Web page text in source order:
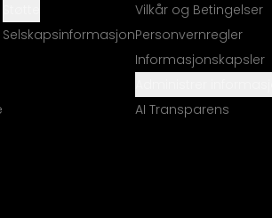
Selskapsinformasjon
Vilkår og Betingelser
Personvernregler
Informasjonskapsler
AI Transparens